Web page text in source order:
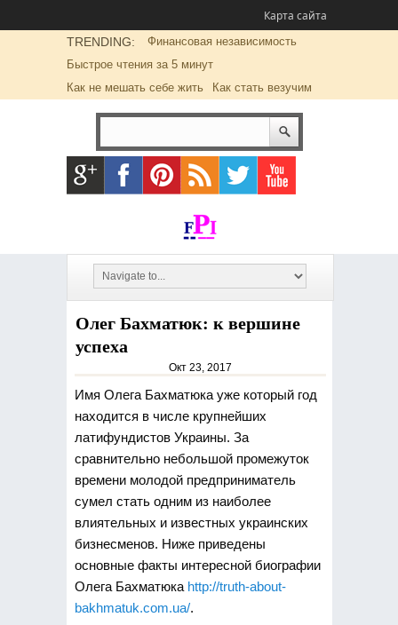
Карта сайта
TRENDING:
Финансовая независимость
Быстрое чтения за 5 минут
Как не мешать себе жить
Как стать везучим
Олег Бахматюк: к вершине
успеха
Окт 23, 2017
Имя Олега Бахматюка уже который год
находится в числе крупнейших
латифундистов Украины. За
сравнительно небольшой промежуток
времени молодой предприниматель
сумел стать одним из наиболее
влиятельных и известных украинских
бизнесменов. Ниже приведены
основные факты интересной биографии
Олега Бахматюка http://truth-about-
bakhmatuk.com.ua/.